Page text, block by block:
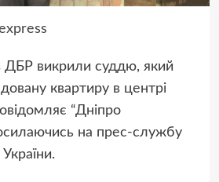
ДБР викрили суддю, який
квартиру в центрі
“Дніпро
на прес-службу